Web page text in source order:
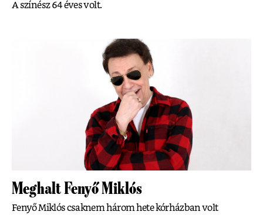
A színész 64 éves volt.
Meghalt Fenyő Miklós
Fenyő Miklós csaknem három hete kórházban volt